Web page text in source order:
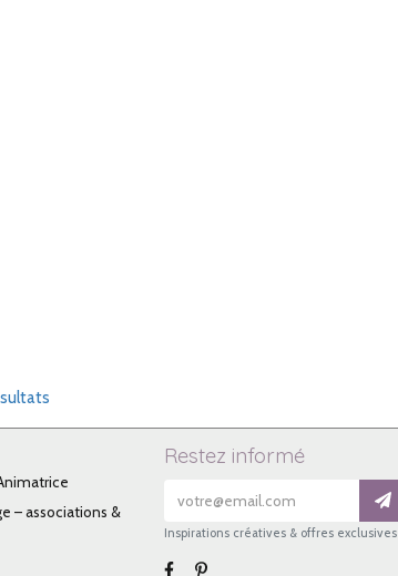
– associations &
Restez informé
Inspirations créatives & offres exclusives